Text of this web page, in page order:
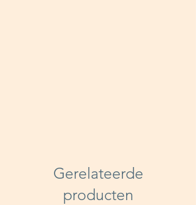
Gerelateerde
producten